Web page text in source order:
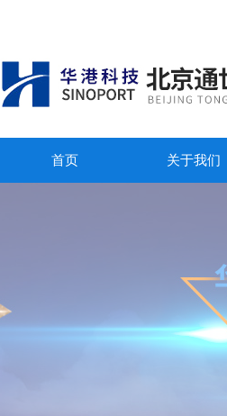
首页 关于我们